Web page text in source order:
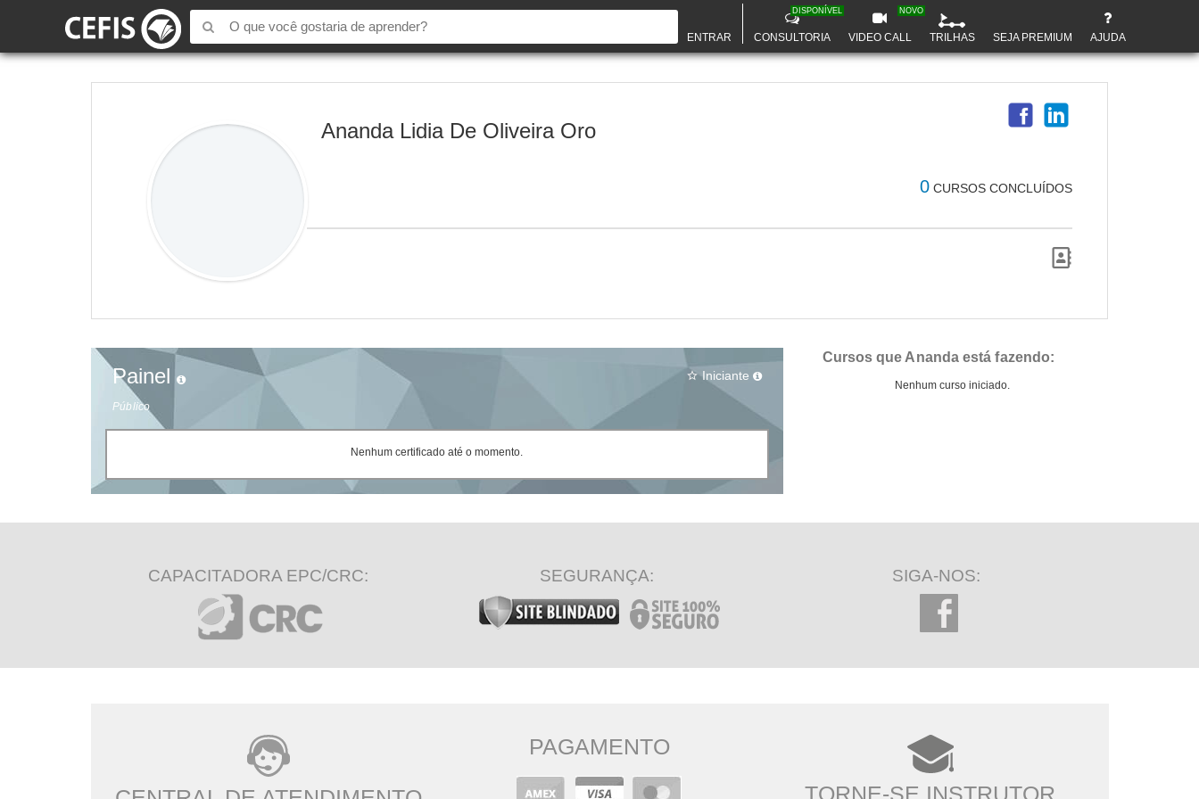
ENTRAR CONSULTORIA
DISPONÍVEL
VIDEO CALL
NOVO
TRILHAS SEJA PREMIUM AJUDA
Ananda Lidia De Oliveira Oro
0 CURSOS CONCLUÍDOS
Painel
Público
star_border Iniciante
Nenhum certificado até o momento.
Cursos que Ananda está fazendo:
Nenhum curso iniciado.
CAPACITADORA EPC/CRC: SEGURANÇA: SIGA-NOS:
PAGAMENTO
TORNE-SE INSTRUTOR